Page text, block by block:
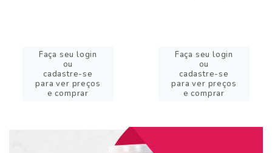
Faça seu login
ou
cadastre-se
para ver preços
e comprar
Faça seu login
ou
cadastre-se
para ver preços
e comprar